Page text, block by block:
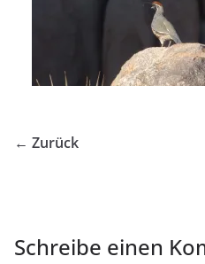
← Zurück
Schreibe einen